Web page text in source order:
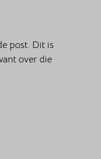
post. Dit is
over die